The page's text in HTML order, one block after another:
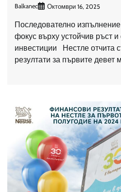
Balkanec Октомври 16, 2025
Последователно изпълнение
фокус върху устойчив ръст и
инвестиции Нестле отчита
резултати за първите девет